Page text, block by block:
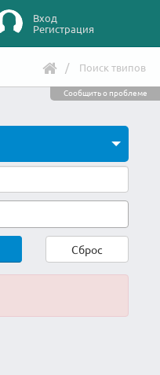
Вход
Регистрация
Поиск твипов
Сообщить о проблеме
Сброс